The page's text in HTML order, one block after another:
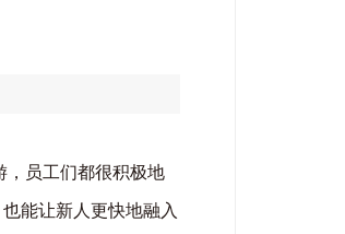
员工们都很积极地
能让新人更快地融入